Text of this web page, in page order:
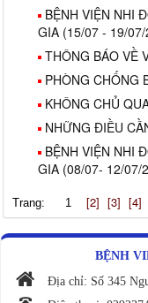
BỆNH VIỆN NHI
GIA (15/07 - 19/
THÔNG BÁO VỀ
PHÒNG CHỐNG
KHÔNG CHỦ
NHỮNG ĐIỀU
BỆNH VIỆN NHI
GIA (08/07- 12/07/
Trang: 1 [2] [3] [4]
BỆNH
Địa chỉ: Số 345